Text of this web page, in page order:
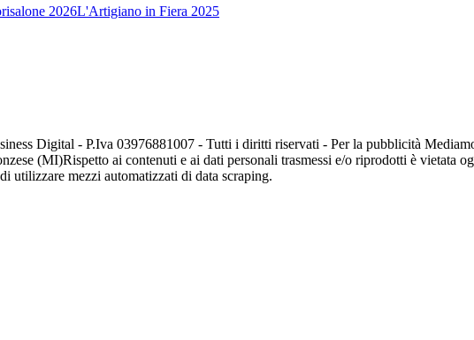
2026L'Artigiano in Fiera 2025
Digital - P.Iva 03976881007 - Tutti i diritti riservati - Per la pubblicità
(MI)Rispetto ai contenuti e ai dati personali trasmessi e/o riprodotti è vietata
utilizzare mezzi automatizzati di data scraping.